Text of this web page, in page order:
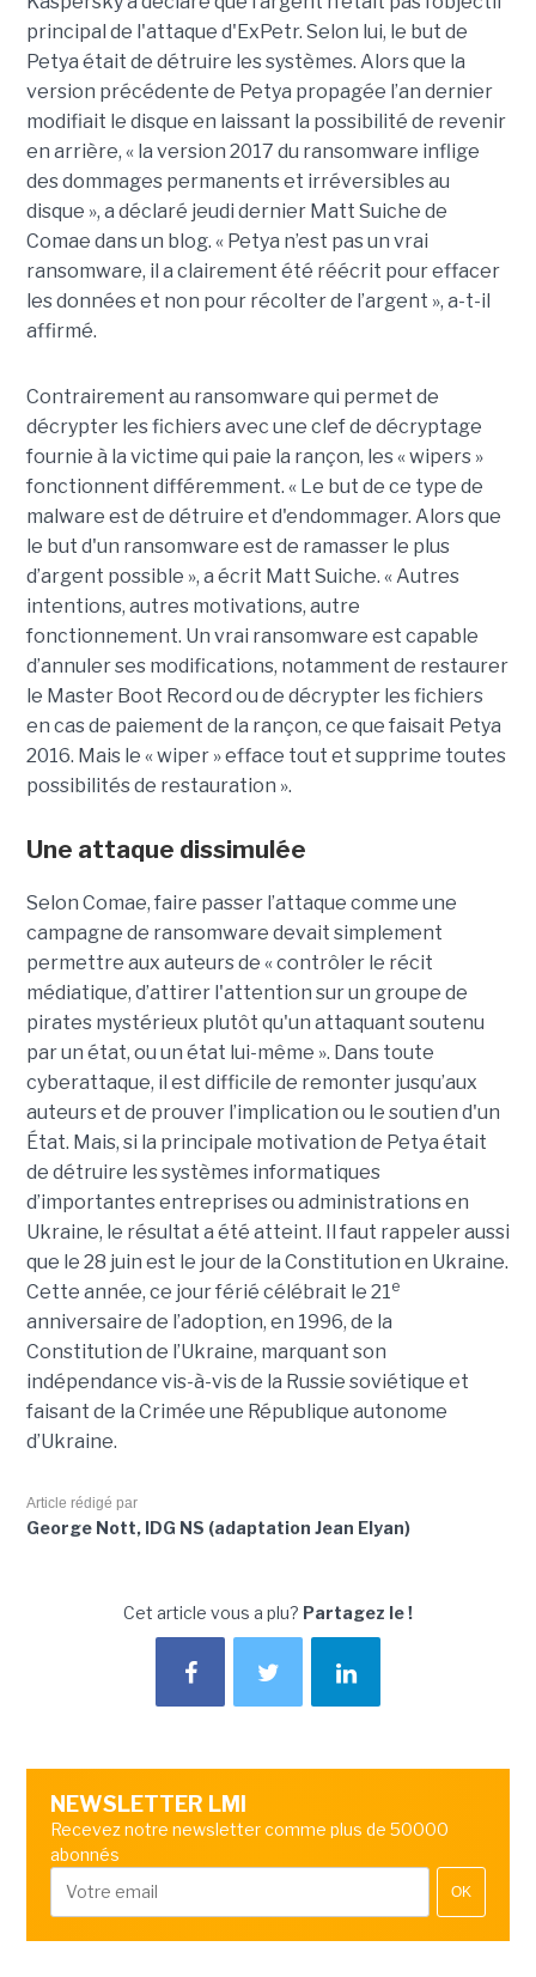
principal de l'attaque d'ExPetr. Selon lui, le but de
Petya était de détruire les systèmes. Alors que la
version précédente de Petya propagée l’an dernier
modifiait le disque en laissant la possibilité de revenir
en arrière, « la version 2017 du ransomware inflige
des dommages permanents et irréversibles au
disque », a déclaré jeudi dernier Matt Suiche de
Comae dans un blog. « Petya n’est pas un vrai
ransomware, il a clairement été réécrit pour effacer
les données et non pour récolter de l’argent », a-t-il
affirmé.
Contrairement au ransomware qui permet de
décrypter les fichiers avec une clef de décryptage
fournie à la victime qui paie la rançon, les « wipers »
fonctionnent différemment. « Le but de ce type de
malware est de détruire et d'endommager. Alors que
le but d'un ransomware est de ramasser le plus
d’argent possible », a écrit Matt Suiche. « Autres
intentions, autres motivations, autre
fonctionnement. Un vrai ransomware est capable
d’annuler ses modifications, notamment de restaurer
le Master Boot Record ou de décrypter les fichiers
en cas de paiement de la rançon, ce que faisait Petya
2016. Mais le « wiper » efface tout et supprime toutes
possibilités de restauration ».
Une attaque dissimulée
Selon Comae, faire passer l’attaque comme une
campagne de ransomware devait simplement
permettre aux auteurs de « contrôler le récit
médiatique, d’attirer l'attention sur un groupe de
pirates mystérieux plutôt qu'un attaquant soutenu
par un état, ou un état lui-même ». Dans toute
cyberattaque, il est difficile de remonter jusqu’aux
auteurs et de prouver l’implication ou le soutien d'un
État. Mais, si la principale motivation de Petya était
de détruire les systèmes informatiques
d’importantes entreprises ou administrations en
Ukraine, le résultat a été atteint. Il faut rappeler aussi
que le 28 juin est le jour de la Constitution en Ukraine.
Cette année, ce jour férié célébrait le 21e
anniversaire de l’adoption, en 1996, de la
Constitution de l’Ukraine, marquant son
indépendance vis-à-vis de la Russie soviétique et
faisant de la Crimée une République autonome
d’Ukraine.
Article rédigé par
George Nott, IDG NS (adaptation Jean Elyan)
Cet article vous a plu? Partagez le !
NEWSLETTER LMI
Recevez notre newsletter comme plus de 50000
abonnés
OK